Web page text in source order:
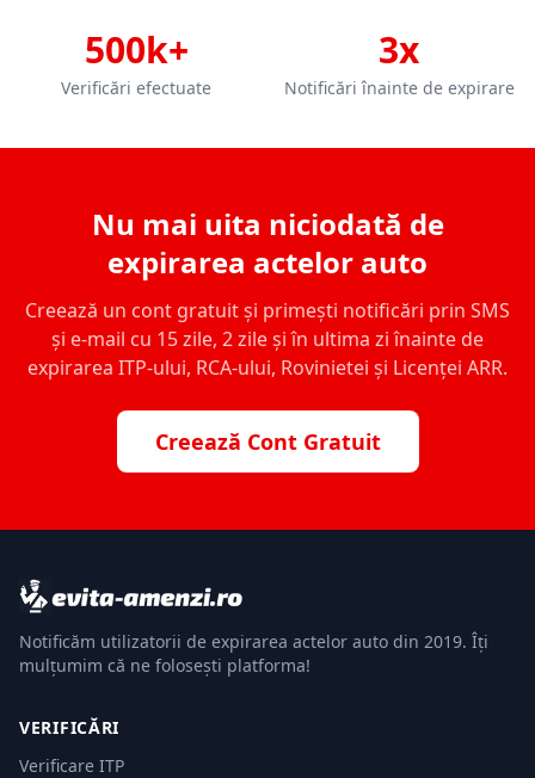
500k+
Verificări efectuate
3x
Notificări înainte de expirare
Nu mai uita niciodată de
expirarea actelor auto
Creează un cont gratuit și primești notificări prin SMS
și e-mail cu 15 zile, 2 zile și în ultima zi înainte de
expirarea ITP-ului, RCA-ului, Rovinietei și Licenței ARR.
Creează Cont Gratuit
Notificăm utilizatorii de expirarea actelor auto din 2019. Îți
mulțumim că ne folosești platforma!
VERIFICĂRI
Verificare ITP